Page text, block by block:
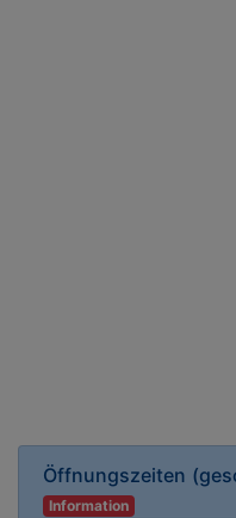
Öffnungszeiten
Information